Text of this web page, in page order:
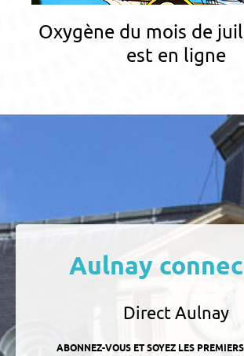
Oxygène du mois de
est en ligne
Aulnay
Direct Aulnay
ABONNEZ-VOUS ET SOYEZ LES